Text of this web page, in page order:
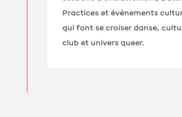
Practices et événements
qui font se croiser danse,
club et univers queer.